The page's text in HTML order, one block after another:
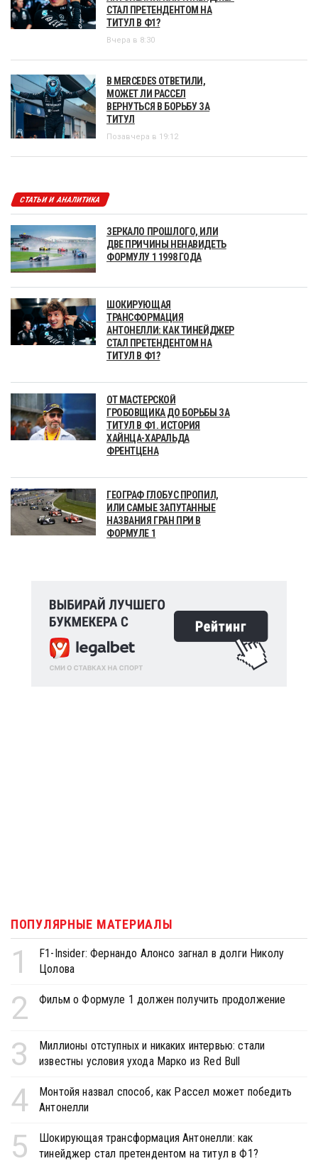
СТАЛ ПРЕТЕНДЕНТОМ НА
ТИТУЛ В Ф1?
Вчера в 8:30
В MERCEDES ОТВЕТИЛИ,
МОЖЕТ ЛИ РАССЕЛ
ВЕРНУТЬСЯ В БОРЬБУ ЗА
ТИТУЛ
Позавчера в 19:12
СТАТЬИ И АНАЛИТИКА
ЗЕРКАЛО ПРОШЛОГО, ИЛИ
ДВЕ ПРИЧИНЫ НЕНАВИДЕТЬ
ФОРМУЛУ 1 1998 ГОДА
ШОКИРУЮЩАЯ
ТРАНСФОРМАЦИЯ
АНТОНЕЛЛИ: КАК ТИНЕЙДЖЕР
СТАЛ ПРЕТЕНДЕНТОМ НА
ТИТУЛ В Ф1?
ОТ МАСТЕРСКОЙ
ГРОБОВЩИКА ДО БОРЬБЫ ЗА
ТИТУЛ В Ф1. ИСТОРИЯ
ХАЙНЦА-ХАРАЛЬДА
ФРЕНТЦЕНА
ГЕОГРАФ ГЛОБУС ПРОПИЛ,
ИЛИ САМЫЕ ЗАПУТАННЫЕ
НАЗВАНИЯ ГРАН ПРИ В
ФОРМУЛЕ 1
ПОПУЛЯРНЫЕ МАТЕРИАЛЫ
1
F1-Insider: Фернандо Алонсо загнал в долги Николу
Цолова
2 Фильм о Формуле 1 должен получить продолжение
3
Миллионы отступных и никаких интервью: стали
известны условия ухода Марко из Red Bull
4
Монтойя назвал способ, как Рассел может победить
Антонелли
5
Шокирующая трансформация Антонелли: как
тинейджер стал претендентом на титул в Ф1?